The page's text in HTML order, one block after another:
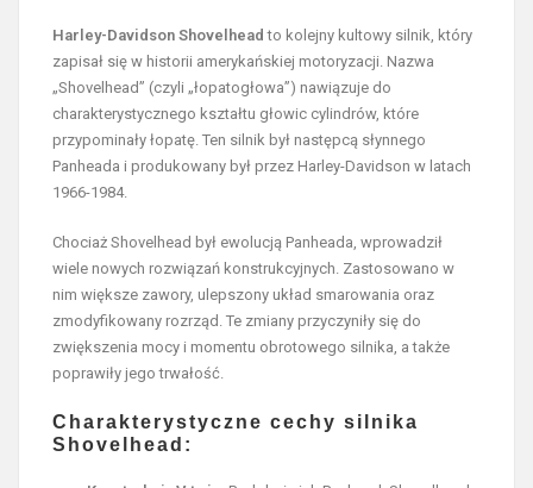
Harley-Davidson Shovelhead to kolejny kultowy silnik, który
zapisał się w historii amerykańskiej motoryzacji. Nazwa
„Shovelhead” (czyli „łopatogłowa”) nawiązuje do
charakterystycznego kształtu głowic cylindrów, które
przypominały łopatę. Ten silnik był następcą słynnego
Panheada i produkowany był przez Harley-Davidson w latach
1966-1984.
Chociaż Shovelhead był ewolucją Panheada, wprowadził
wiele nowych rozwiązań konstrukcyjnych. Zastosowano w
nim większe zawory, ulepszony układ smarowania oraz
zmodyfikowany rozrząd. Te zmiany przyczyniły się do
zwiększenia mocy i momentu obrotowego silnika, a także
poprawiły jego trwałość.
Charakterystyczne cechy silnika
Shovelhead: